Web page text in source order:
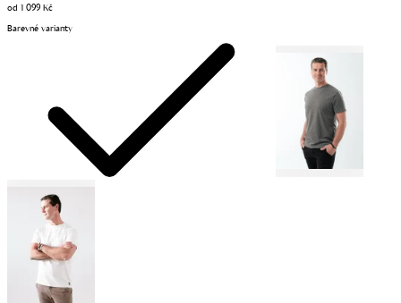
od 1 099 Kč
Barevné varianty